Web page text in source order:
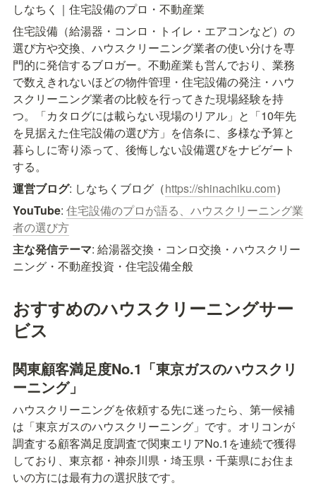
しなちく｜住宅設備のプロ・不動産業
住宅設備（給湯器・コンロ・トイレ・エアコンなど）の
選び方や交換、ハウスクリーニング業者の使い分けを専
門的に発信するブロガー。不動産業も営んでおり、業務
で数えきれないほどの物件管理・住宅設備の発注・ハウ
スクリーニング業者の比較を行ってきた現場経験を持
つ。「カタログには載らない現場のリアル」と「10年先
を見据えた住宅設備の選び方」を信条に、多様な予算と
暮らしに寄り添って、後悔しない設備選びをナビゲート
する。
運営ブログ: しなちくブログ（https://shinachiku.com）
YouTube: 住宅設備のプロが語る、ハウスクリーニング業
者の選び方
主な発信テーマ: 給湯器交換・コンロ交換・ハウスクリー
ニング・不動産投資・住宅設備全般
おすすめのハウスクリーニングサー
ビス
関東顧客満足度No.1「東京ガスのハウスクリ
ーニング」
ハウスクリーニングを依頼する先に迷ったら、第一候補
は「東京ガスのハウスクリーニング」です。オリコンが
調査する顧客満足度調査で関東エリアNo.1を連続で獲得
しており、東京都・神奈川県・埼玉県・千葉県にお住ま
いの方には最有力の選択肢です。